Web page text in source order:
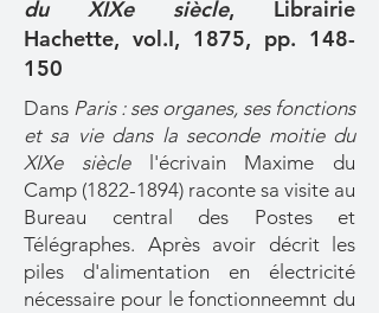
du XIXe siècle, Librairie
Hachette, vol.I, 1875, pp. 148-
150
Dans Paris : ses organes, ses fonctions
et sa vie dans la seconde moitie du
XIXe siècle
l'écrivain Maxime du
Camp (1822-1894) raconte sa visite au
Bureau central des Postes et
Télégraphes. Après avoir décrit les
piles d'alimentation en électricité
nécessaire pour le fonctionneemnt du